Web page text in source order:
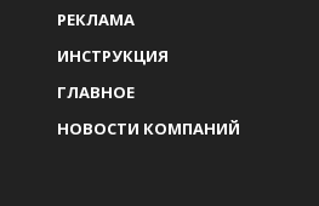
РЕКЛАМА
ИНСТРУКЦИЯ
ГЛАВНОЕ
НОВОСТИ КОМПАНИЙ